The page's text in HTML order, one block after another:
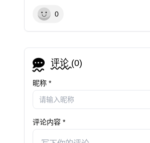
0
评论 (0)
昵称 *
评论内容 *